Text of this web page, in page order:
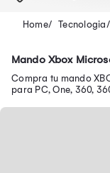
Tecnologia
Mando Xbox
Compra tu mando
para PC, One, 360,